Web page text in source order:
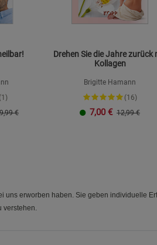
(1)
€
Drehen Sie die Jahre zurück
Kollagen
Brigitte Hamann
(16)
7,00 € 12,99 €
uns erworben haben. Sie geben individuelle